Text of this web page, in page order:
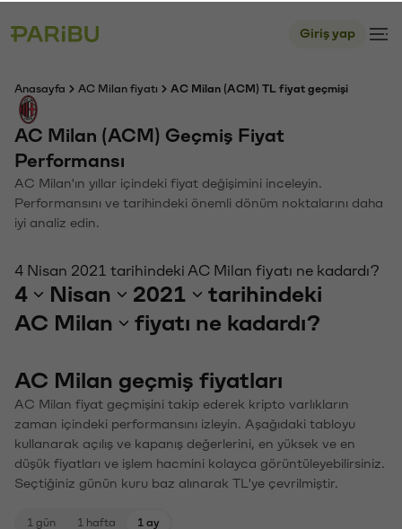
Giriş yap
Anasayfa AC Milan fiyatı AC Milan (ACM) TL fiyat geçmişi
AC Milan (ACM) Geçmiş Fiyat
Performansı
AC Milan'ın yıllar içindeki fiyat değişimini inceleyin.
Performansını ve tarihindeki önemli dönüm noktalarını daha
iyi analiz edin.
4 Nisan 2021 tarihindeki AC Milan fiyatı ne kadardı?
4 Nisan 2021
tarihindeki
AC Milan
fiyatı ne kadardı?
AC Milan geçmiş fiyatları
AC Milan fiyat geçmişini takip ederek kripto varlıkların
zaman içindeki performansını izleyin. Aşağıdaki tabloyu
kullanarak açılış ve kapanış değerlerini, en yüksek ve en
düşük fiyatları ve işlem hacmini kolayca görüntüleyebilirsiniz.
Seçtiğiniz günün kuru baz alınarak TL'ye çevrilmiştir.
1 gün 1 hafta 1 ay